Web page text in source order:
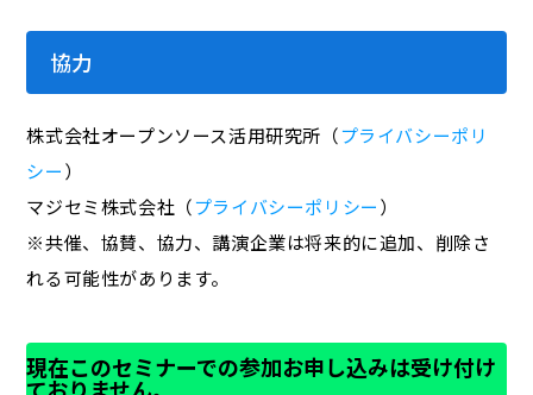
協力
株式会社オープンソース活用研究所（プライバシーポリ
シー）
マジセミ株式会社（プライバシーポリシー）
※共催、協賛、協力、講演企業は将来的に追加、削除さ
れる可能性があります。
現在このセミナーでの参加お申し込みは受け付け